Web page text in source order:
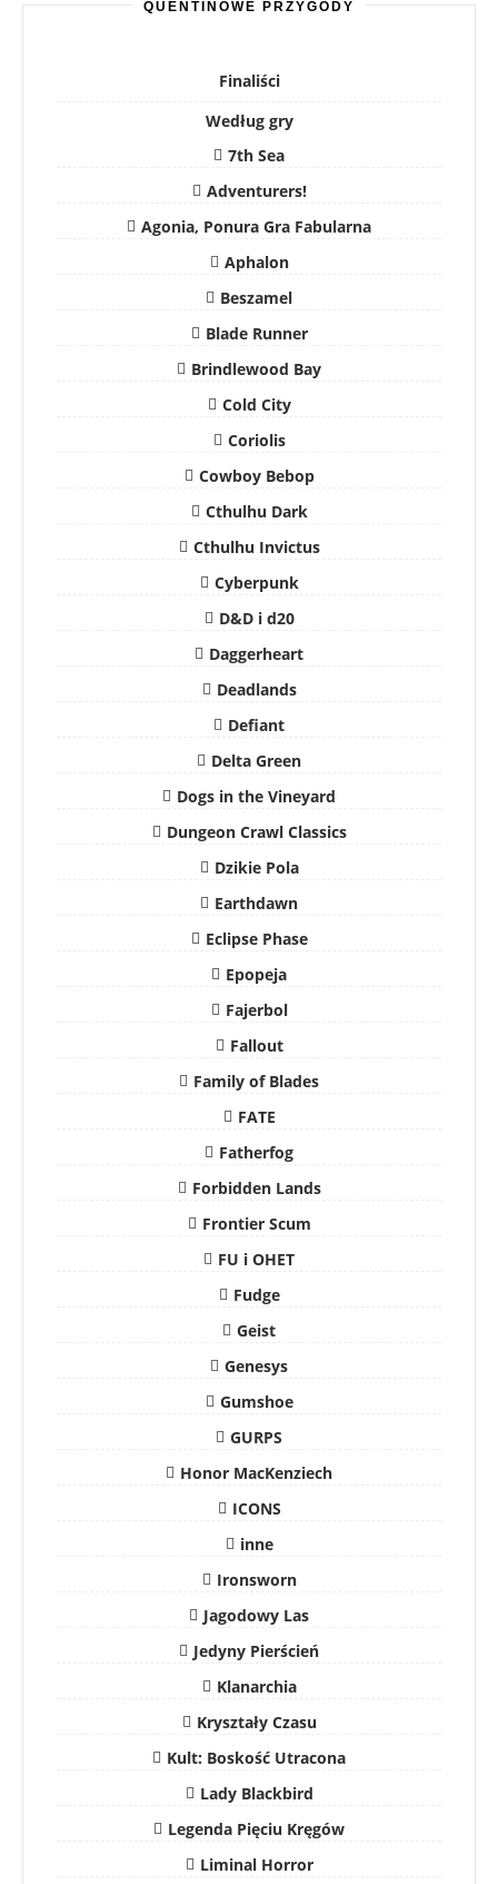
QUENTINOWE PRZYGODY
Finaliści
Według gry
7th Sea
Adventurers!
Agonia, Ponura Gra Fabularna
Aphalon
Beszamel
Blade Runner
Brindlewood Bay
Cold City
Coriolis
Cowboy Bebop
Cthulhu Dark
Cthulhu Invictus
Cyberpunk
D&D i d20
Daggerheart
Deadlands
Defiant
Delta Green
Dogs in the Vineyard
Dungeon Crawl Classics
Dzikie Pola
Earthdawn
Eclipse Phase
Epopeja
Fajerbol
Fallout
Family of Blades
FATE
Fatherfog
Forbidden Lands
Frontier Scum
FU i OHET
Fudge
Geist
Genesys
Gumshoe
GURPS
Honor MacKenziech
ICONS
inne
Ironsworn
Jagodowy Las
Jedyny Pierścień
Klanarchia
Kryształy Czasu
Kult: Boskość Utracona
Lady Blackbird
Legenda Pięciu Kręgów
Liminal Horror